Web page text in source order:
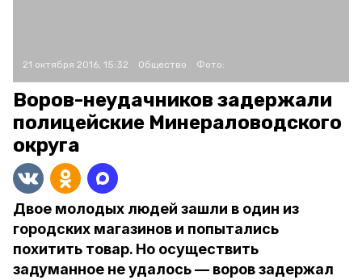
21 октября 2016, 15:32 Общество Фото:
Воров-неудачников задержали
полицейские Минераловодского
округа
Двое молодых людей зашли в один из
городских магазинов и попытались
похитить товар. Но осуществить
задуманное не удалось — воров задержал